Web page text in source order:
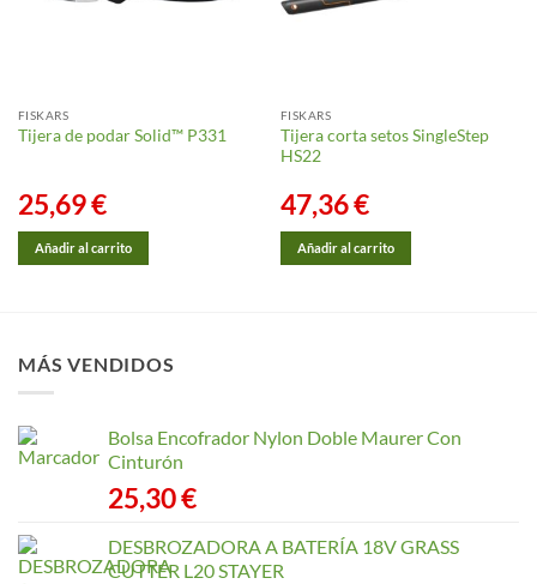
FISKARS
Tijera de podar Solid™ P331
25,69€
Añadir al carrito
FISKARS
Tijera corta setos SingleStep
HS22
47,36€
Añadir al carrito
MÁS VENDIDOS
Bolsa Encofrador Nylon Doble Maurer Con
Cinturón
25,30€
DESBROZADORA A BATERÍA 18V GRASS
CUTTER L20 STAYER